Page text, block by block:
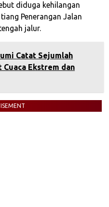
diduga kehilangan
Penerangan Jalan
jalur.
Catat Sejumlah
Cuaca Ekstrem dan